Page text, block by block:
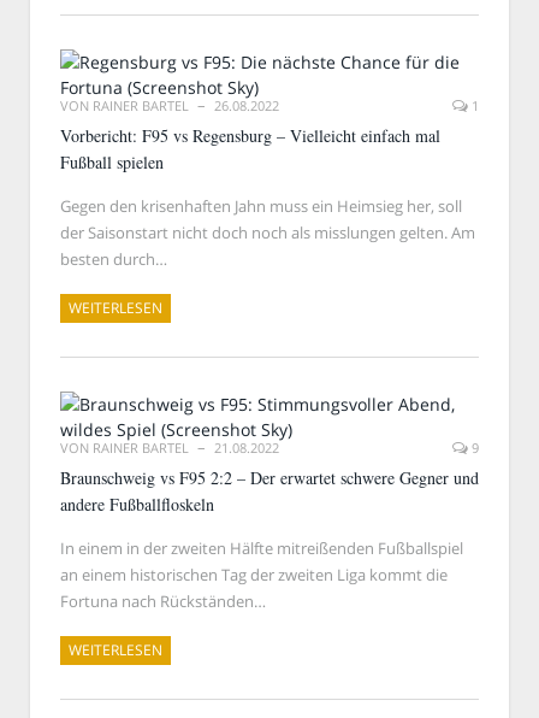
VON RAINER BARTEL 26.08.2022 1
Vorbericht: F95 vs Regensburg – Vielleicht einfach mal
Fußball spielen
Gegen den krisenhaften Jahn muss ein Heimsieg her, soll
der Saisonstart nicht doch noch als misslungen gelten. Am
besten durch…
WEITERLESEN
VON RAINER BARTEL 21.08.2022 9
Braunschweig vs F95 2:2 – Der erwartet schwere Gegner und
andere Fußballfloskeln
In einem in der zweiten Hälfte mitreißenden Fußballspiel
an einem historischen Tag der zweiten Liga kommt die
Fortuna nach Rückständen…
WEITERLESEN